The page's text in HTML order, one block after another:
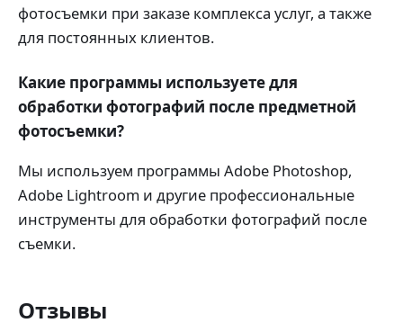
фотосъемки при заказе комплекса услуг, а также
для постоянных клиентов.
Какие программы используете для
обработки фотографий после предметной
фотосъемки?
Мы используем программы Adobe Photoshop,
Adobe Lightroom и другие профессиональные
инструменты для обработки фотографий после
съемки.
Отзывы